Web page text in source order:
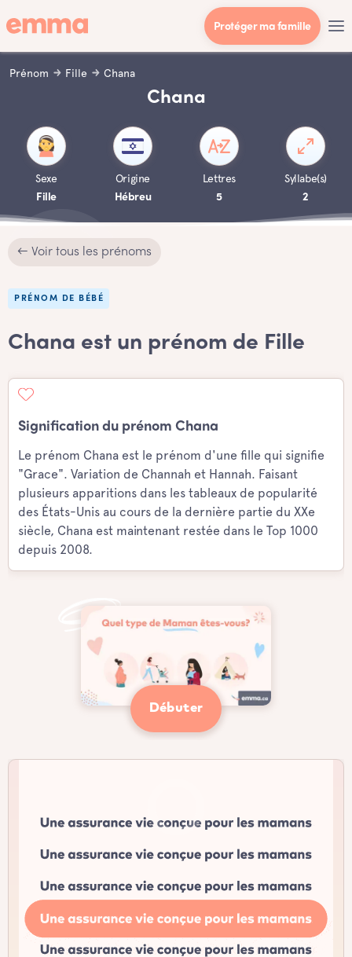
Protéger ma famille
Prénom Fille Chana
Chana
Sexe
Fille
Origine
Hébreu
Lettres
5
Syllabe(s)
2
← Voir tous les prénoms
PRÉNOM DE BÉBÉ
Chana est un prénom de Fille
Signification du prénom Chana
Le prénom Chana est le prénom d'une fille qui signifie
"Grace". Variation de Channah et Hannah. Faisant
plusieurs apparitions dans les tableaux de popularité
des États-Unis au cours de la dernière partie du XXe
siècle, Chana est maintenant restée dans le Top 1000
depuis 2008.
Débuter